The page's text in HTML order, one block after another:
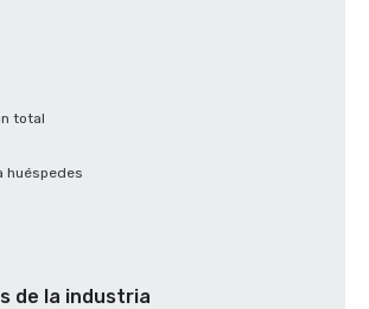
total
huéspedes
de la industria